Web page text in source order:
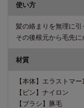
使い方
髪の絡まりを無理に引
その後根元から毛先に
材質
【本体】エラストマー
【ピン】ナイロン
【ブラシ】豚毛